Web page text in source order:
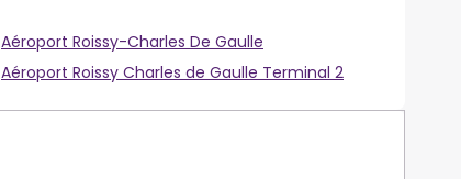
Aéroport Roissy-Charles De Gaulle
Aéroport Roissy Charles de Gaulle Terminal 2